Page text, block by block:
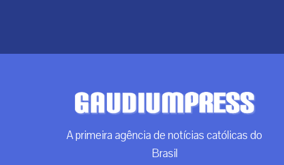
A primeira agência de notícias católicas do
Brasil